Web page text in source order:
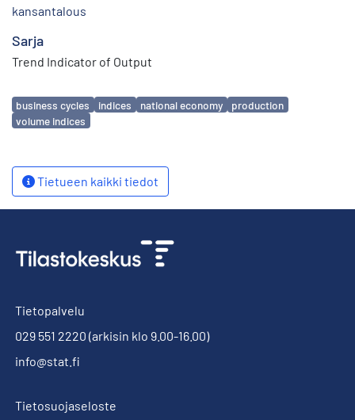
kansantalous
Sarja
Trend Indicator of Output
Avainsanat
business cycles indices national economy
production
volume indices
Tietueen kaikki tiedot
Tietopalvelu
029 551 2220 (arkisin klo 9.00-16.00)
info@stat.fi
Tietosuojaseloste